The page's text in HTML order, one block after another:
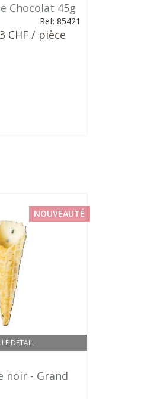
Chocolat 45g
Ref: 85421
CHF / pièce
DÉTAIL
NOUVEAUTÉ
noir - Grand